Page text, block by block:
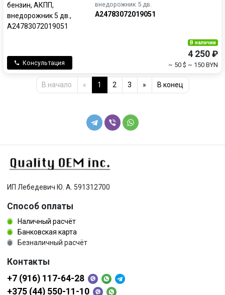
внедорожник 5 дв.
A24783072019051
Консультация
В наличии
4 250 ₽
~ 50 $ ~ 150 BYN
В начало « 1 2 3 » В конец
ИП Лебедевич Ю. А. 591312700
Способ оплаты
Наличный расчёт
Банковская карта
Безналичный расчёт
Контакты
+7 (916) 117-64-28
+375 (44) 550-11-10